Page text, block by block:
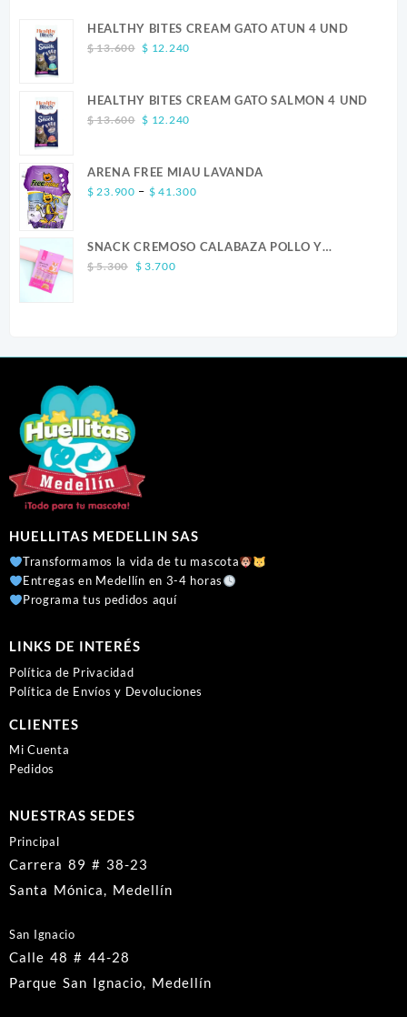
HEALTHY BITES CREAM GATO ATUN 4 UND
$13.600 Original
$ 13.600.
$ 12.240Current
$ 12.240.
HEALTHY BITES CREAM GATO SALMON 4 UND
$13.600 Original
$ 13.600.
$ 12.240Current
$ 12.240.
ARENA FREE MIAU LAVANDA
$ 23.900 – $ 41.300Price
through
SNACK CREMOSO CALABAZA POLLO Y
SALMON CANINO X 5
$5.300
Original
$ 3.700Current
HUELLITAS MEDELLIN SAS
Transformamos la vida de tu mascota
Entregas en Medellín en 3-4 horas
Programa tus pedidos aquí
LINKS DE INTERÉS
Política de Privacidad
Política de Envíos y Devoluciones
CLIENTES
Mi Cuenta
Pedidos
NUESTRAS SEDES
Principal
Carrera 89 # 38-23
Santa Mónica, Medellín
San Ignacio
Calle 48 # 44-28
Parque San Ignacio, Medellín